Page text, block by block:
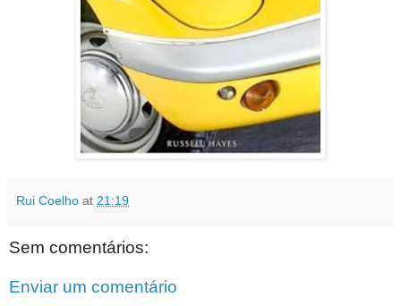
Rui Coelho at 21:19
Sem comentários:
Enviar um comentário